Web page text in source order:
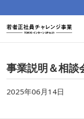
事業説明＆相談
2025年06月14日